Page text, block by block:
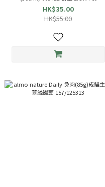
HK$35.00
HK$55.00